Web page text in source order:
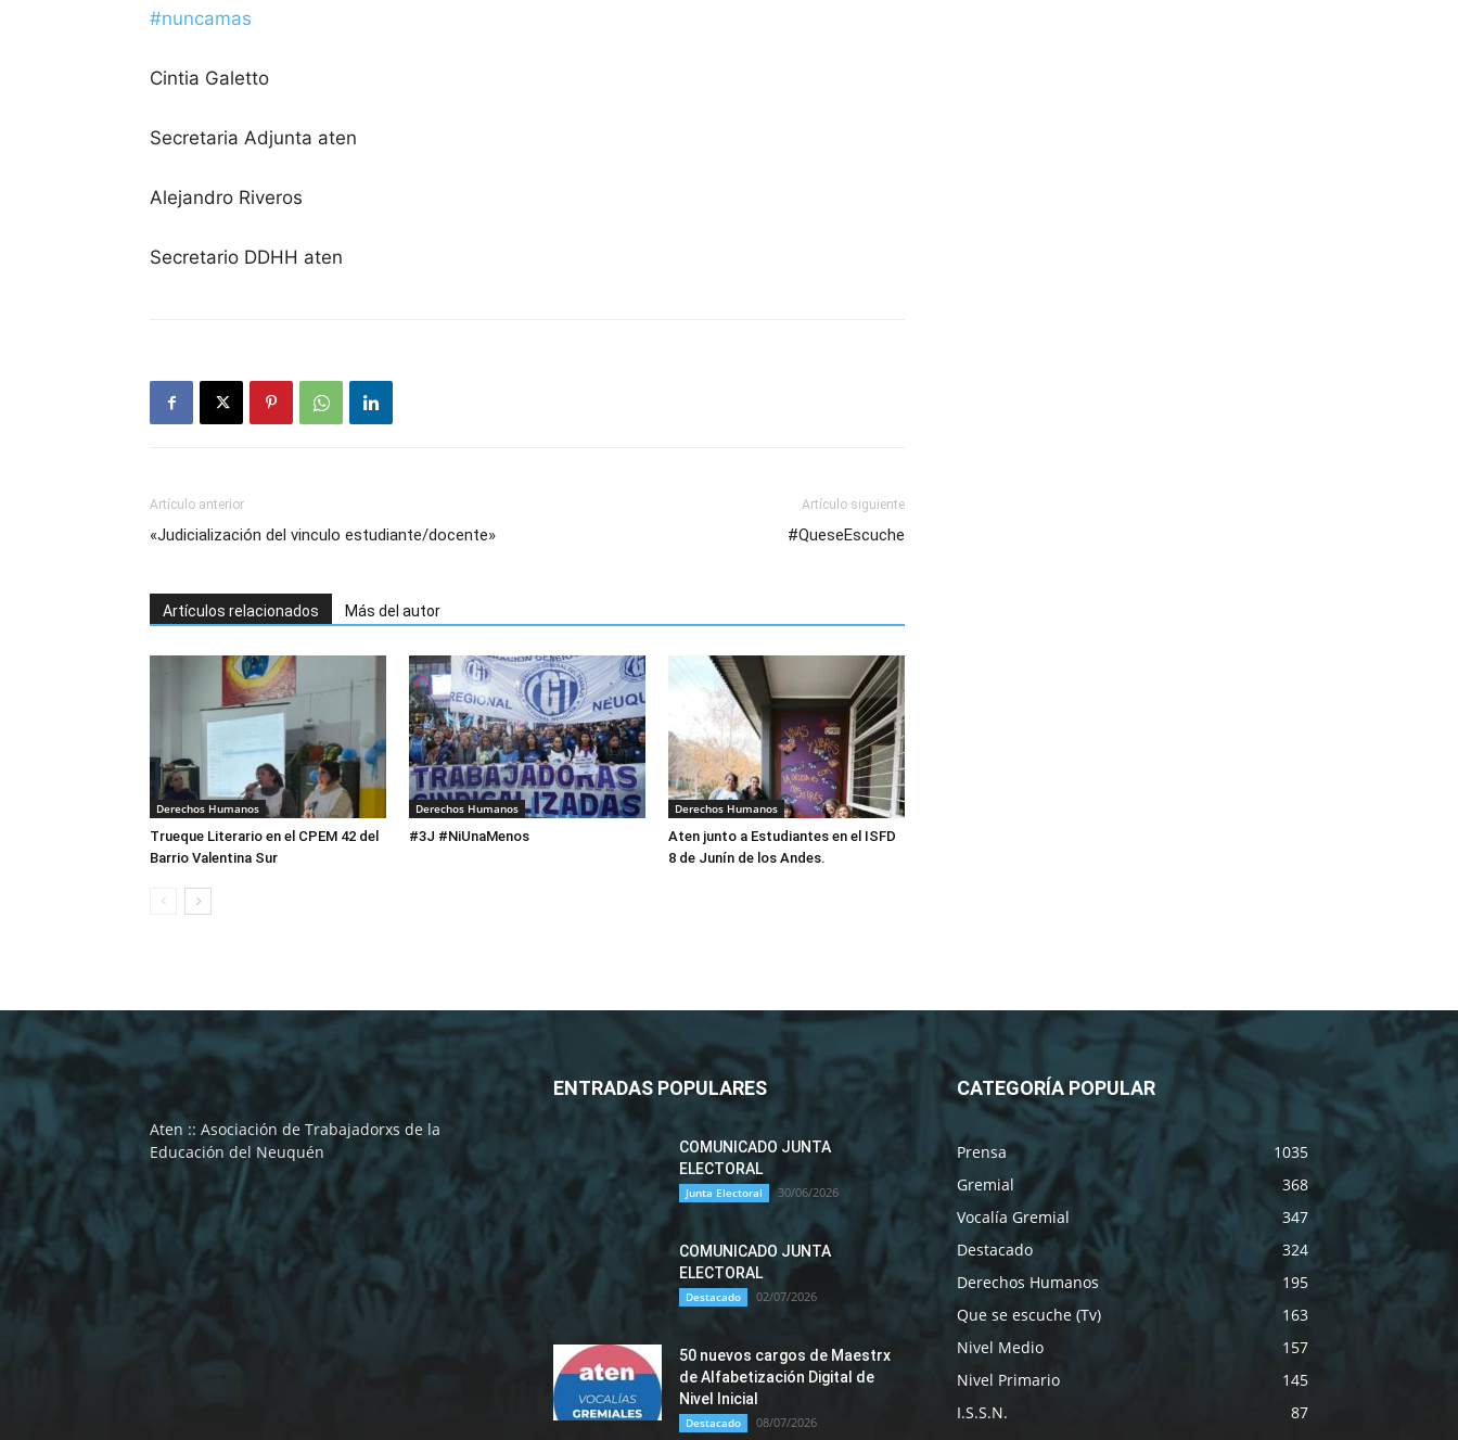
#nuncamas
Cintia Galetto
Secretaria Adjunta aten
Alejandro Riveros
Secretario DDHH aten
Artículo anterior
«Judicialización del vinculo estudiante/docente»
Artículo siguiente
#QueseEscuche
Artículos relacionados Más del autor
Derechos Humanos
Trueque Literario en el CPEM 42 del
Barrio Valentina Sur
Derechos Humanos
#3J #NiUnaMenos
Derechos Humanos
Aten junto a Estudiantes en el ISFD
8 de Junín de los Andes.
Aten :: Asociación de Trabajadorxs de la
Educación del Neuquén
ENTRADAS POPULARES
COMUNICADO JUNTA
ELECTORAL
Junta Electoral 30/06/2026
COMUNICADO JUNTA
ELECTORAL
Destacado 02/07/2026
50 nuevos cargos de Maestrx
de Alfabetización Digital de
Nivel Inicial
Destacado 08/07/2026
CATEGORÍA POPULAR
Prensa
1035
Gremial
368
Vocalía Gremial
347
Destacado
324
Derechos Humanos
195
Que se escuche (Tv)
163
Nivel Medio
157
Nivel Primario
145
I.S.S.N.
87